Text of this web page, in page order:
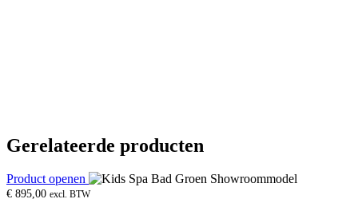
Gerelateerde producten
Product openen
€ 895,00 excl. BTW